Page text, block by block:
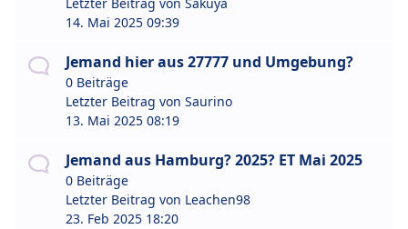
14. Mai 2025 09:39
Jemand hier aus 27777 und Umgebung?
0 Beiträge
Letzter Beitrag von Saurino
13. Mai 2025 08:19
Jemand aus Hamburg? 2025? ET Mai 2025
0 Beiträge
Letzter Beitrag von Leachen98
23. Feb 2025 18:20